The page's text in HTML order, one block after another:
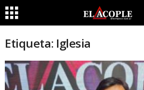
Etiqueta: Iglesia